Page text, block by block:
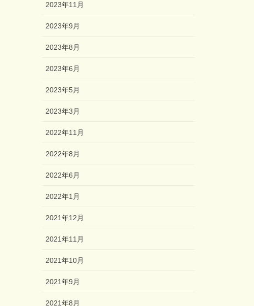
2023年11月
2023年9月
2023年8月
2023年6月
2023年5月
2023年3月
2022年11月
2022年8月
2022年6月
2022年1月
2021年12月
2021年11月
2021年10月
2021年9月
2021年8月